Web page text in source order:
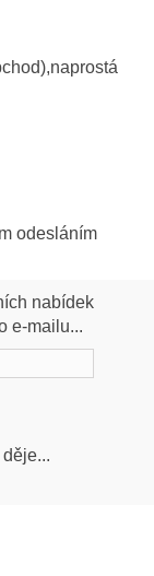
odesláním
nabídek
e-mailu...